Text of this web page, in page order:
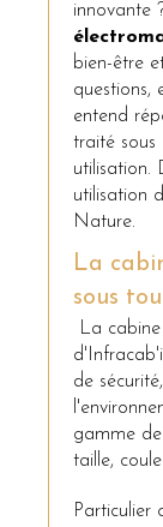
innovante
bien-être
questions,
entend
traité sous
utilisation.
utilisation
Nature.
La
sous
La
de
gamme
taille,
Particulier